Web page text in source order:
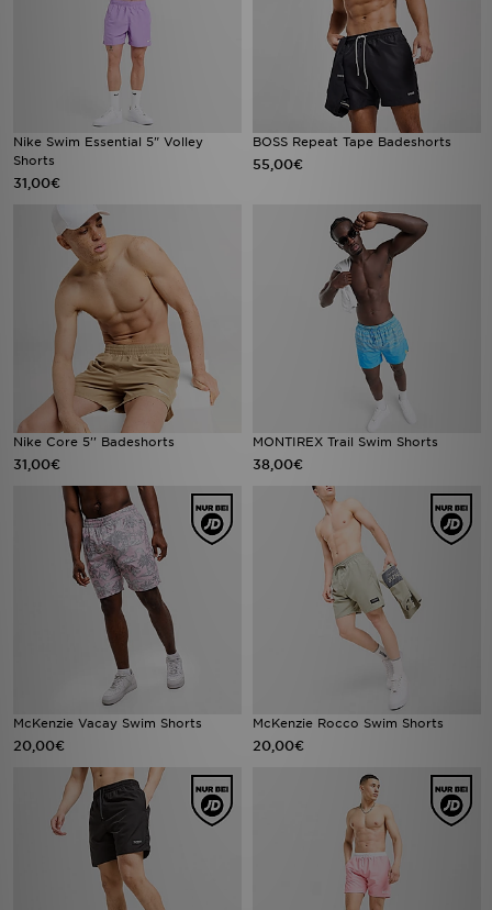
Nike Swim Essential 5" Volley
Shorts
31,00€
BOSS Repeat Tape Badeshorts
55,00€
Nike Core 5'' Badeshorts
31,00€
MONTIREX Trail Swim Shorts
38,00€
McKenzie Vacay Swim Shorts
20,00€
McKenzie Rocco Swim Shorts
20,00€